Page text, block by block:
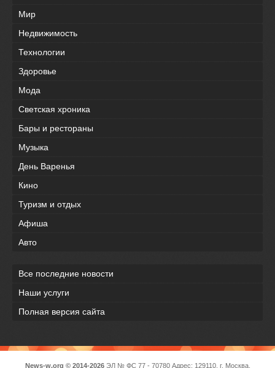
Мир
Недвижимость
Технологии
Здоровье
Мода
Светская хроника
Бары и рестораны
Музыка
День Варенья
Кино
Туризм и отдых
Афиша
Авто
Все последние новости
Наши услуги
Полная версия сайта
News-w.org © 2014-2026ЭЛ № ФС 77 - 70780 Адрес: 129110, г. Москва,